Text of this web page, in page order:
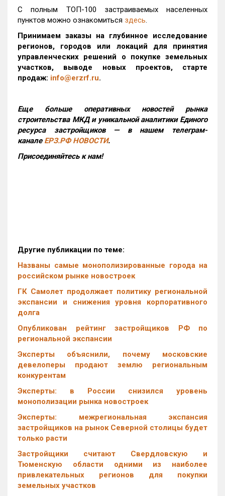
С полным ТОП-100 застраиваемых населенных
пунктов можно ознакомиться здесь.
Принимаем заказы на глубинное исследование
регионов, городов или локаций для принятия
управленческих решений о покупке земельных
участков, выводе новых проектов, старте
продаж: info@erzrf.ru.
Еще больше оперативных новостей рынка
строительства МКД и уникальной аналитики Единого
ресурса застройщиков — в нашем телеграм-
канале ЕРЗ.РФ НОВОСТИ.
Присоединяйтесь к нам!
Другие публикации по теме:
Названы самые монополизированные города на
российском рынке новостроек
ГК Самолет продолжает политику региональной
экспансии и снижения уровня корпоративного
долга
Опубликован рейтинг застройщиков РФ по
региональной экспансии
Эксперты объяснили, почему московские
девелоперы продают землю региональным
конкурентам
Эксперты: в России снизился уровень
монополизации рынка новостроек
Эксперты: межрегиональная экспансия
застройщиков на рынок Северной столицы будет
только расти
Застройщики считают Свердловскую и
Тюменскую области одними из наиболее
привлекательных регионов для покупки
земельных участков